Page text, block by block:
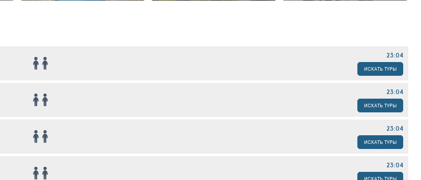
23:04
ИСКАТЬ ТУРЫ
23:04
ИСКАТЬ ТУРЫ
23:04
ИСКАТЬ ТУРЫ
23:04
ИСКАТЬ ТУРЫ